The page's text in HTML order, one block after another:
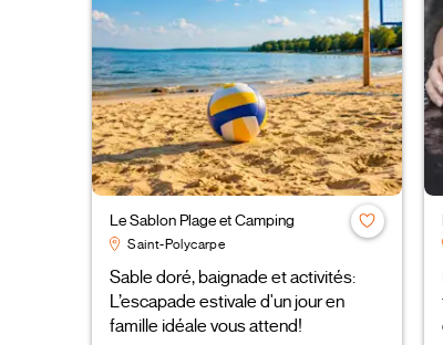
Le Sablon Plage et Camping
Saint-Polycarpe
Sable doré, baignade et activités:
L’escapade estivale d'un jour en
famille idéale vous attend!